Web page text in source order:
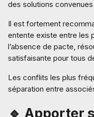
des solutions
Il est fortement
entente existe entre les
l’absence de pacte,
satisfaisante pour tous
Les conflits les plus
séparation entre
🔹 Apporter